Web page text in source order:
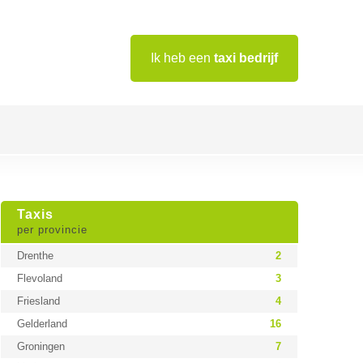
Ik heb een taxi bedrijf
Taxis
per provincie
Drenthe
2
Flevoland
3
Friesland
4
Gelderland
16
Groningen
7